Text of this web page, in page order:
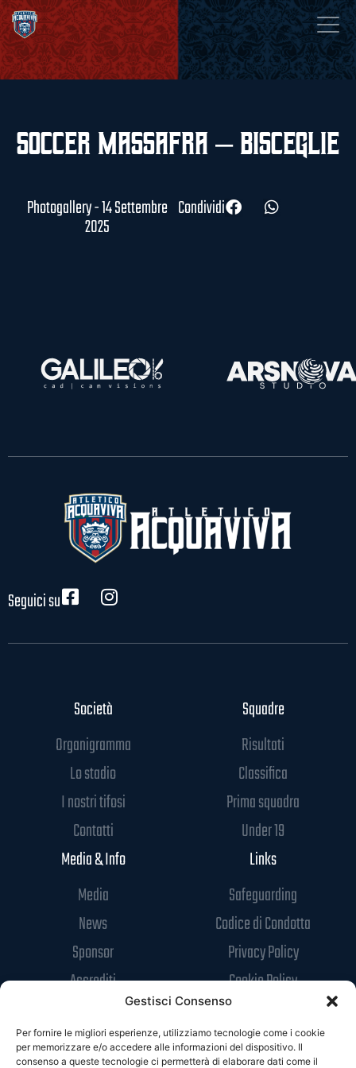
Gestisci Consenso
Per fornire le migliori esperienze, utilizziamo tecnologie come i cookie
per memorizzare e/o accedere alle informazioni del dispositivo. Il
consenso a queste tecnologie ci permetterà di elaborare dati come il
Soccer Massafra – Bisceglie
Photogallery - 14 Settembre
2025
Condividi
Seguici su
Società
Organigramma
Lo stadio
I nostri tifosi
Contatti
Squadre
Risultati
Classifica
Prima squadra
Under 19
Media & Info
Media
News
Sponsor
Accrediti
Links
Safeguarding
Codice di Condotta
Privacy Policy
Cookie Policy